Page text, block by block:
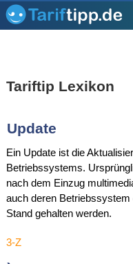
Tariftip Lexikon
Update
Ein Update ist die
Betriebssystems.
nach dem Einzug
auch deren
Stand gehalten werden.
3-Z